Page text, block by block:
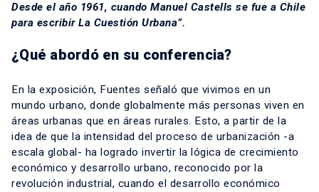
Desde el año 1961, cuando Manuel Castells se fue a Chile
para escribir La Cuestión Urbana”.
¿Qué abordó en su conferencia?
En la exposición, Fuentes señaló que vivimos en un
mundo urbano, donde globalmente más personas viven en
áreas urbanas que en áreas rurales. Esto, a partir de la
idea de que la intensidad del proceso de urbanización -a
escala global- ha logrado invertir la lógica de crecimiento
económico y desarrollo urbano, reconocido por la
revolución industrial, cuando el desarrollo económico